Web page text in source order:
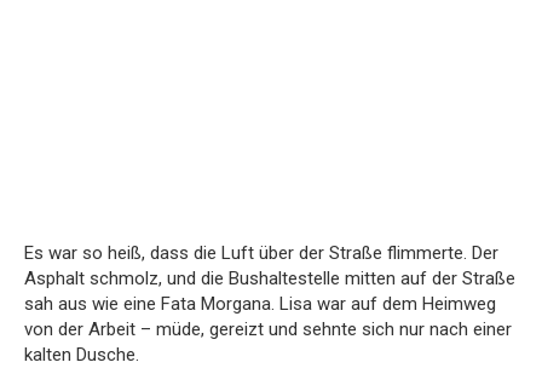
Es war so heiß, dass die Luft über der Straße flimmerte. Der
Asphalt schmolz, und die Bushaltestelle mitten auf der Straße
sah aus wie eine Fata Morgana. Lisa war auf dem Heimweg
von der Arbeit – müde, gereizt und sehnte sich nur nach einer
kalten Dusche.